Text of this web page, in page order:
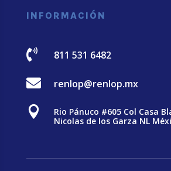
INFORMACIÓN
 811 531 6482
 renlop@renlop.mx

Rio Pánuco #605 Col Casa
Nicolas de los Garza NL